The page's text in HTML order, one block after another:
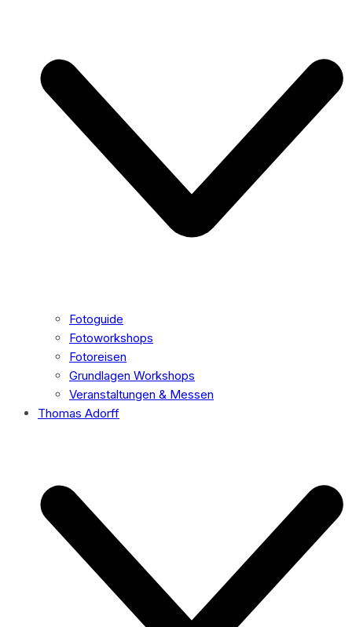
Fotoguide
Fotoworkshops
Fotoreisen
Grundlagen Workshops
Veranstaltungen & Messen
Thomas Adorff